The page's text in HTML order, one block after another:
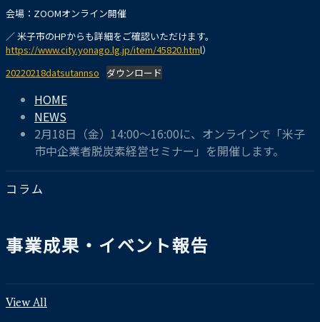
会場：ZOOMオンライン開催
／ 米子市のHPからも詳細をご確認いただけます。
https://www.city.yonago.lg.jp/item/45820.html）
20220218datsutannso
ダウンロード
HOME
NEWS
2月18日（金）14:00～16:00に、オンラインで「米子
市中企業者脱炭素経営セミナー」を開催します。
コラム
事業成果・イベント報告
View All